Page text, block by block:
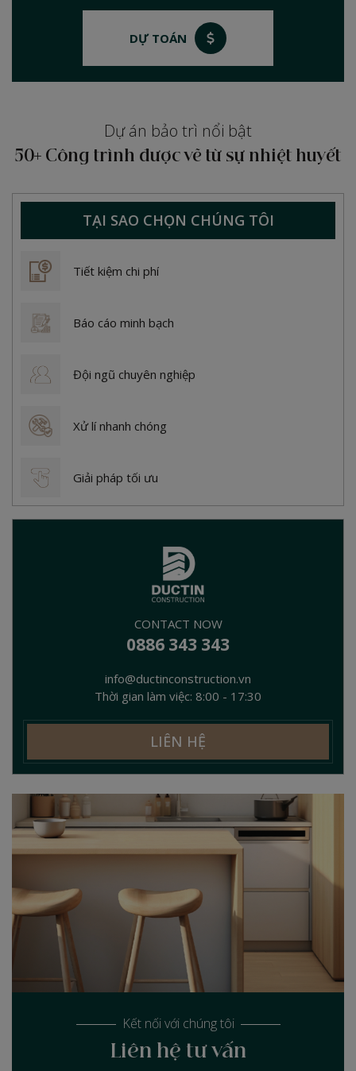
DỰ TOÁN
Dự án bảo trì nổi bật
50+ Công trình được vẽ từ sự nhiệt huyết
TẠI SAO CHỌN CHÚNG TÔI
Tiết kiệm chi phí
Báo cáo minh bạch
Đội ngũ chuyên nghiệp
Xử lí nhanh chóng
Giải pháp tối ưu
CONTACT NOW
0886 343 343
info@ductinconstruction.vn
Thời gian làm việc: 8:00 - 17:30
LIÊN HỆ
Kết nối với chúng tôi
Liên hệ tư vấn